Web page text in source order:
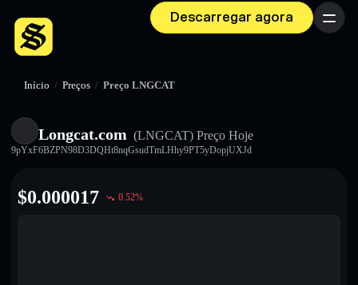
Descarregar agora Menu
Início / Preços / Preço LNGCAT
Longcat.com (LNGCAT) Preço Hoje
9pYxF6BZPN98D3DQHt8nqGsudTmLHhy9PT5yDopjUXJd
$0.000017 0.52%